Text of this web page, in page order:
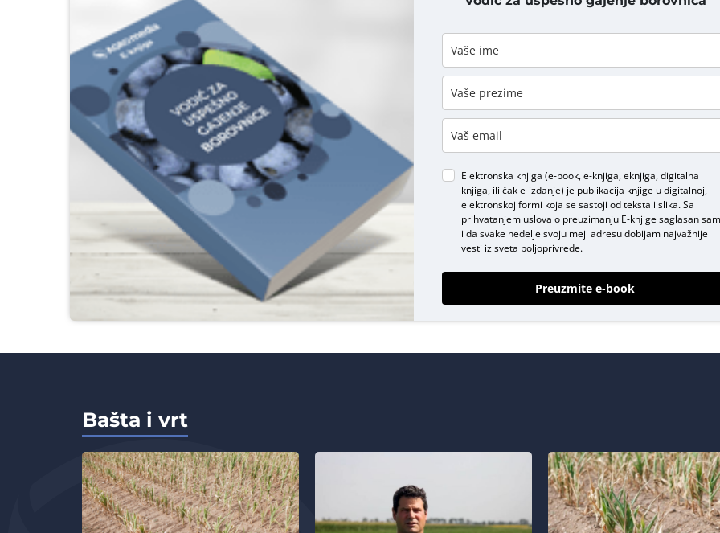
DODAJ KOMENTAR
Elektronska knjiga (e-book, e-knjiga, eknjiga, digitalna
knjiga, ili čak e-izdanje) je publikacija knjige u digitalnoj,
elektronskoj formi koja se sastoji od teksta i slika. Sa
prihvatanjem uslova o preuzimanju E-knjigesaglasan sam
i da svake nedelje svoju mejl adresu dobijam najvažnije
vesti iz sveta poljoprivrede.
Preuzmite e-book
Bašta i vrt